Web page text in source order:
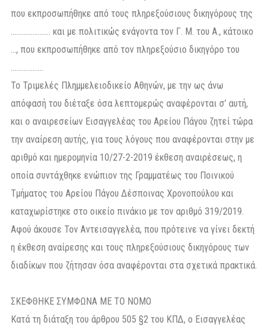
που εκπροσωπήθηκε από τους πληρεξούσιους δικηγόρους της
…………………. και με πολιτικώς ενάγοντα τον Γ. Μ. του Α., κάτοικο
…, που εκπροσωπήθηκε από τον πληρεξούσιο δικηγόρο του
………………
Το Τριμελές Πλημμελειοδικείο Αθηνών, με την ως άνω
απόφασή του διέταξε όσα λεπτομερώς αναφέρονται σ’ αυτή,
και ο αναιρεσείων Εισαγγελέας του Αρείου Πάγου ζητεί τώρα
την αναίρεση αυτής, για τους λόγους που αναφέρονται στην με
αριθμό και ημερομηνία 10/27-2-2019 έκθεση αναιρέσεως, η
οποία συντάχθηκε ενώπιον της Γραμματέως του Ποινικού
Τμήματος του Αρείου Πάγου Δέσποινας Χρονοπούλου και
καταχωρίστηκε στο οικείο πινάκιο με τον αριθμό 319/2019.
Αφού άκουσε Τον Αντεισαγγελέα, που πρότεινε να γίνει δεκτή
η έκθεση αναίρεσης και τους πληρεξούσιους δικηγόρους των
διαδίκων που ζήτησαν όσα αναφέρονται στα σχετικά πρακτικά.
ΣΚΕΦΘΗΚΕ ΣΥΜΦΩΝΑ ΜΕ ΤΟ ΝΟΜΟ
Κατά τη διάταξη του άρθρου 505 §2 του ΚΠΔ, ο Εισαγγελέας